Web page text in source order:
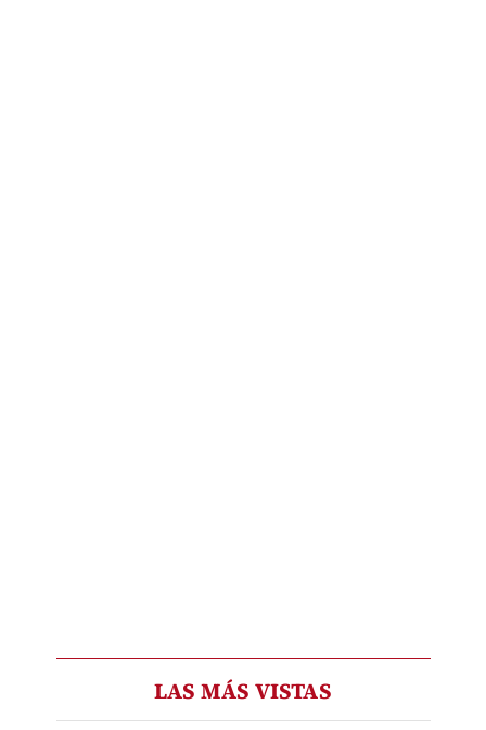
LAS MÁS VISTAS